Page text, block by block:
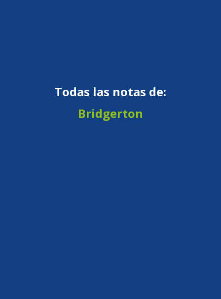
Todas las notas de:
Bridgerton